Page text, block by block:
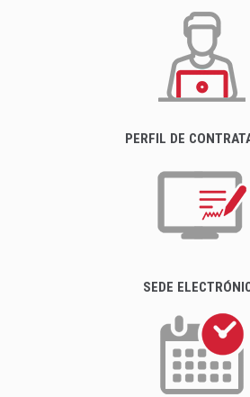
PERFIL DE
SEDE